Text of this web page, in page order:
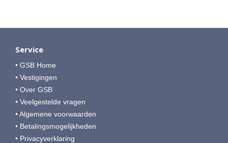
Service
• GSB Home
• Vestigingen
• Over GSB
• Veelgestelde vragen
• Algemene voorwaarden
• Betalingsmogelijkheden
• Privacyverklaring